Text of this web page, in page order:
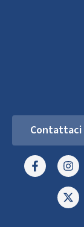
Contattaci